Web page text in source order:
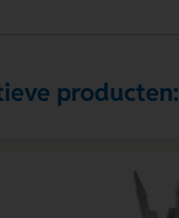
producten: